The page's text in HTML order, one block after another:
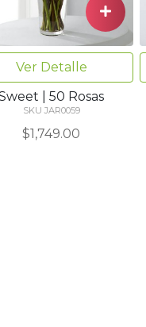
Ver Detalle
| 50 Rosas
SKU JAR0059
$1,749.00